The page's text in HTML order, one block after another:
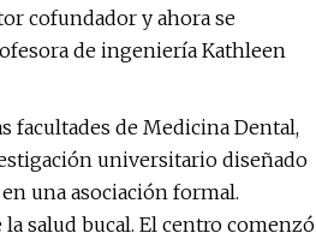
cofundador y ahora se
de ingeniería Kathleen
facultades de Medicina Dental,
universitario diseñado
una asociación formal.
salud bucal. El centro comenzó